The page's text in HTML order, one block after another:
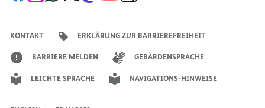
KONTAKT ERKLÄRUNG ZUR BARRIEREFREIHEIT
BARRIERE MELDEN GEBÄRDENSPRACHE
LEICHTE SPRACHE NAVIGATIONS-HINWEISE